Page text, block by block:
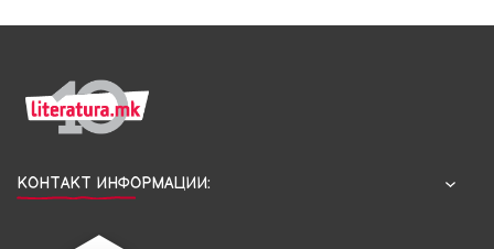
КОНТАКТ ИНФОРМАЦИИ: